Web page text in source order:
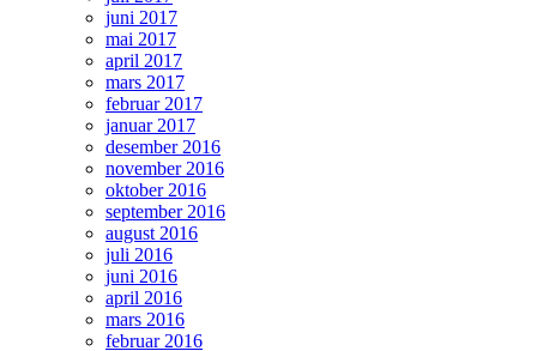
juni 2017
mai 2017
april 2017
mars 2017
februar 2017
januar 2017
desember 2016
november 2016
oktober 2016
september 2016
august 2016
juli 2016
juni 2016
april 2016
mars 2016
februar 2016